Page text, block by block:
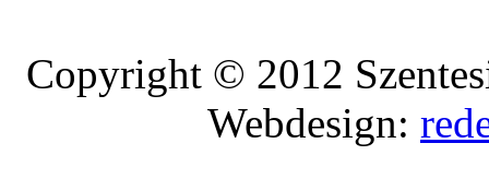
Copyright © 2012
Webdesign: